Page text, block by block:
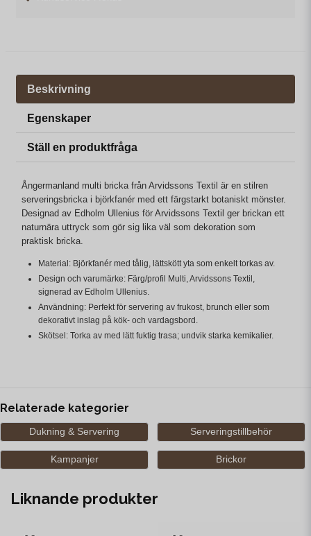
Beskrivning
Egenskaper
Ställ en produktfråga
Ångermanland multi bricka från Arvidssons Textil är en stilren
serveringsbricka i björkfanér med ett färgstarkt botaniskt mönster.
Designad av Edholm Ullenius för Arvidssons Textil ger brickan ett
naturnära uttryck som gör sig lika väl som dekoration som
praktisk bricka.
Material: Björkfanér med tålig, lättskött yta som enkelt torkas av.
Design och varumärke: Färg/profil Multi, Arvidssons Textil,
signerad av Edholm Ullenius.
Användning: Perfekt för servering av frukost, brunch eller som
dekorativt inslag på kök- och vardagsbord.
Skötsel: Torka av med lätt fuktig trasa; undvik starka kemikalier.
Relaterade kategorier
Dukning & Servering Serveringstillbehör
Kampanjer Brickor
Liknande produkter